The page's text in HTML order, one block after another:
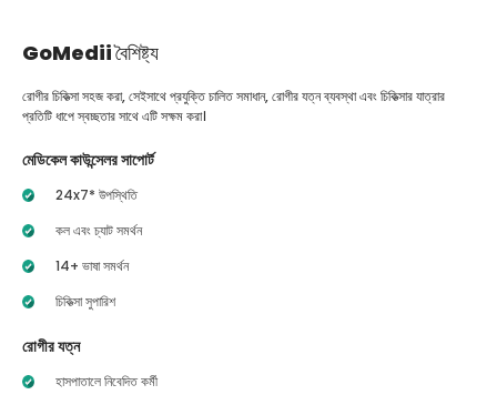
GoMediiবৈশিষ্ট্য
রোগীর চিকিত্সা সহজ করা, সেইসাথে প্রযুক্তি চালিত সমাধান, রোগীর যত্ন ব্যবস্থা এবং চিকিত্সার যাত্রার
প্রতিটি ধাপে স্বচ্ছতার সাথে এটি সক্ষম করা।
মেডিকেল কাউন্সেলর সাপোর্ট
24x7* উপস্থিতি
কল এবং চ্যাট সমর্থন
14+ ভাষা সমর্থন
চিকিত্সা সুপারিশ
রোগীর যত্ন
হাসপাতালে নিবেদিত কর্মী